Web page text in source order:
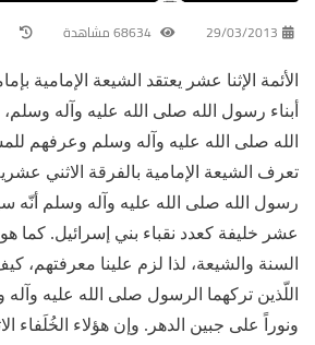
29/03/2013
الأئمة الإثنا عشر يعتقد الشيعة الإمامية
أبناء رسول الله صلى الله عليه وآله
الله صلى الله عليه وآله وسلم وعرفهم
تعرف الشيعة الإمامية بالفرقة الاثني
رسول الله صلى الله عليه وآله وسلم أنّه
عشر خليفة كعدد نقباء بني إسرائيل. كما
السنة والشيعة، لذا لزم علينا معرفتهم،
اللّذين تركهما الرسول صلى الله عليه
ونوراً على جبين الدهر. وإن هؤلاء الخُلَفاء